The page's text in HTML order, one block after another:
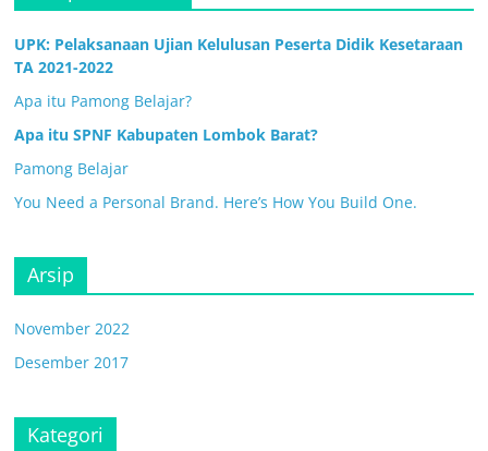
UPK: Pelaksanaan Ujian Kelulusan Peserta Didik Kesetaraan
TA 2021-2022
Apa itu Pamong Belajar?
Apa itu SPNF Kabupaten Lombok Barat?
Pamong Belajar
You Need a Personal Brand. Here’s How You Build One.
Arsip
November 2022
Desember 2017
Kategori